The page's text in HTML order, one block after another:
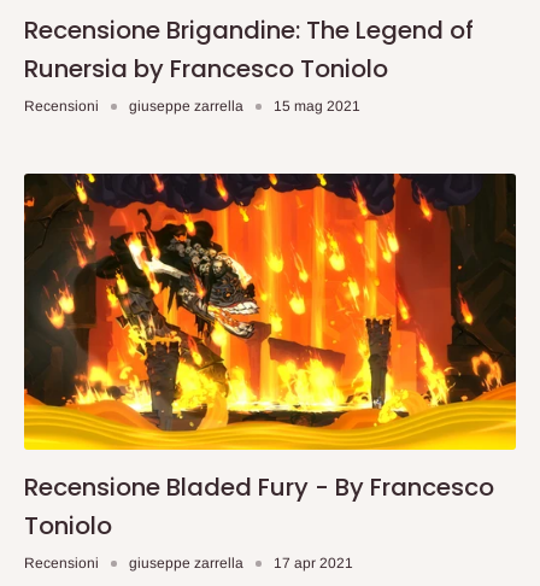
Recensione Brigandine: The Legend of
Runersia by Francesco Toniolo
Recensioni giuseppe zarrella 15 mag 2021
Recensione Bladed Fury - By Francesco
Toniolo
Recensioni giuseppe zarrella 17 apr 2021